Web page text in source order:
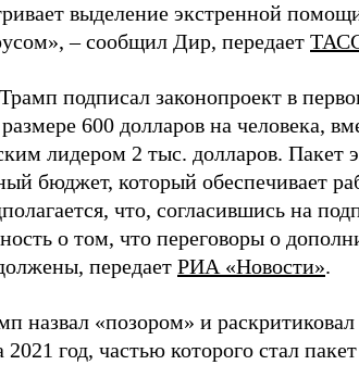
выделение экстренной
– сообщил Дир, передает
подписал законопроект в
600 долларов на человека,
лидером 2 тыс. долларов. Пакет
бюджет, который обеспечивает
что, согласившись на
о том, что переговоры о
передает РИА «Новости».
назвал «позором» и
год, частью которого стал